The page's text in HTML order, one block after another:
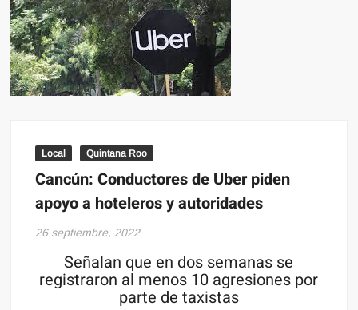
Local Quintana Roo
Cancún: Conductores de Uber piden
apoyo a hoteleros y autoridades
26 septiembre, 2022
Señalan que en dos semanas se
registraron al menos 10 agresiones por
parte de taxistas